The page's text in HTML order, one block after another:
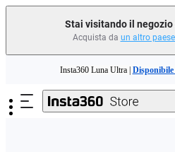
Stai visitando il negozio
Acquista da un altro
Need shopping help? |
Insta360 Luna Ultra | Disponibile